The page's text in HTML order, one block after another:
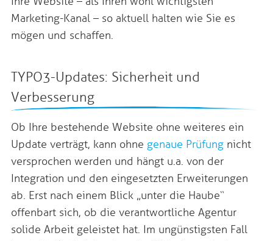
Marketing-Kanal – so aktuell halten wie Sie es
mögen und schaffen.
TYPO3-Updates: Sicherheit und
Verbesserung
Ob Ihre bestehende Website ohne weiteres ein
Update verträgt, kann ohne genaue Prüfungnicht
versprochen werden und hängt u.a. von der
Integration und den eingesetzten Erweiterungen
ab. Erst nach einem Blick „unter die Haube“
offenbart sich, ob die verantwortliche Agentur
solide Arbeit geleistet hat. Im ungünstigsten Fall